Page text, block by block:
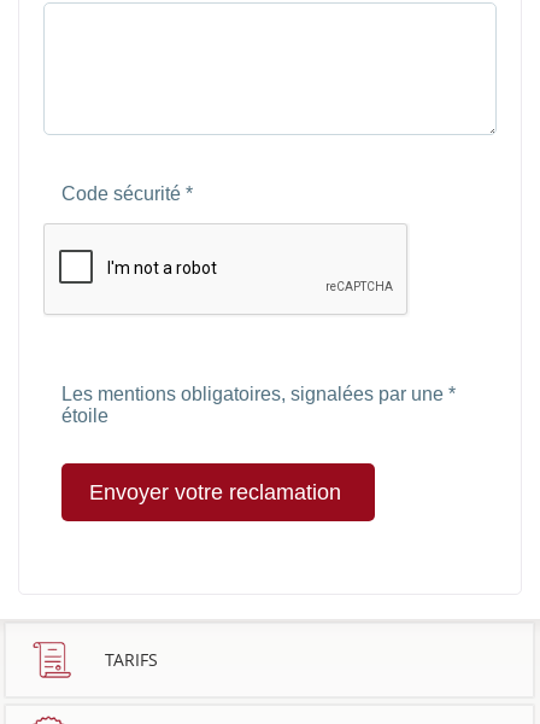
Code sécurité *
Les mentions obligatoires, signalées par une *
étoile
TARIFS